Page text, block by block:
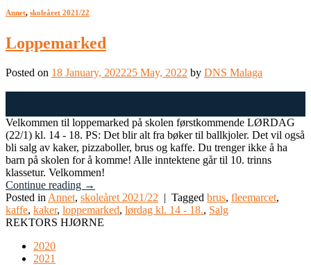
Annet, skoleåret 2021/22
Loppemarked
Posted on 18 January, 202225 May, 2022 by DNS Malaga
Velkommen til loppemarked på skolen førstkommende LØRDAG
(22/1) kl. 14 - 18. PS: Det blir alt fra bøker til ballkjoler. Det vil også
bli salg av kaker, pizzaboller, brus og kaffe. Du trenger ikke å ha
barn på skolen for å komme! Alle inntektene går til 10. trinns
klassetur. Velkommen!
Continue reading →
Posted in Annet, skoleåret 2021/22 | Tagged brus, fleemarcet,
kaffe, kaker, loppemarked, lørdag kl. 14 - 18., Salg
REKTORS HJØRNE
2020
2021